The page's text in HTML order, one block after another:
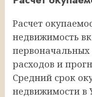
Расчет
недвижимость
первоначальных
расходов и
Средний срок
недвижимости в